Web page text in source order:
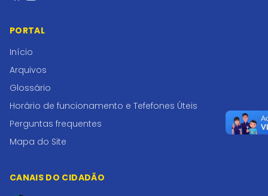
PORTAL
Início
Arquivos
Glossário
Horário de funcionamento e Tefefones Úteis
Perguntas frequentes
Mapa do Site
CANAIS DO CIDADÃO